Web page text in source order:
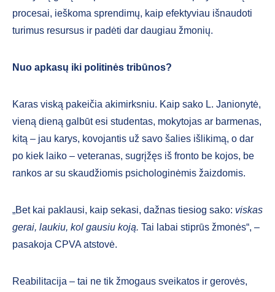
procesai, ieškoma sprendimų, kaip efektyviau išnaudoti
turimus resursus ir padėti dar daugiau žmonių.
Nuo apkasų iki politinės tribūnos?
Karas viską pakeičia akimirksniu. Kaip sako L. Janionytė,
vieną dieną galbūt esi studentas, mokytojas ar barmenas,
kitą – jau karys, kovojantis už savo šalies išlikimą, o dar
po kiek laiko – veteranas, sugrįžęs iš fronto be kojos, be
rankos ar su skaudžiomis psichologinėmis žaizdomis.
„Bet kai paklausi, kaip sekasi, dažnas tiesiog sako: viskas
gerai, laukiu, kol gausiu koją. Tai labai stiprūs žmonės“, –
pasakoja CPVA atstovė.
Reabilitacija – tai ne tik žmogaus sveikatos ir gerovės,